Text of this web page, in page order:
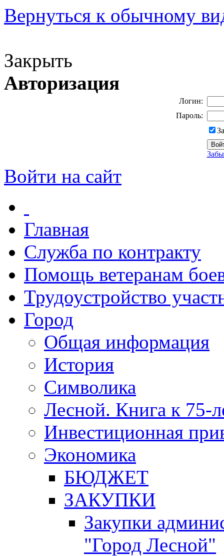
Вернуться к обычному
Закрыть
Авторизация
Логин:
Пароль:
Войти на сайт
Главная
Служба по контракту
Помощь ветеранам
Трудоустройство
Город
Общая информация
История
Символика
Лесной. Книга к 75-
Инвестиционная
Экономика
БЮДЖЕТ
ЗАКУПКИ
Закупки
"Город Лесной"